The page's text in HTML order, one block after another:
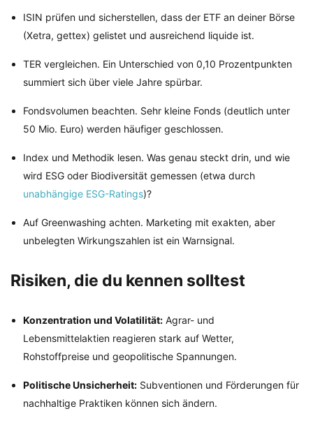
ISIN prüfen und sicherstellen, dass der ETF an deiner Börse
(Xetra, gettex) gelistet und ausreichend liquide ist.
TER vergleichen. Ein Unterschied von 0,10 Prozentpunkten
summiert sich über viele Jahre spürbar.
Fondsvolumen beachten. Sehr kleine Fonds (deutlich unter
50 Mio. Euro) werden häufiger geschlossen.
Index und Methodik lesen. Was genau steckt drin, und wie
wird ESG oder Biodiversität gemessen (etwa durch
unabhängige ESG-Ratings)?
Auf Greenwashing achten. Marketing mit exakten, aber
unbelegten Wirkungszahlen ist ein Warnsignal.
Risiken, die du kennen solltest
Konzentration und Volatilität: Agrar- und
Lebensmittelaktien reagieren stark auf Wetter,
Rohstoffpreise und geopolitische Spannungen.
Politische Unsicherheit: Subventionen und Förderungen für
nachhaltige Praktiken können sich ändern.